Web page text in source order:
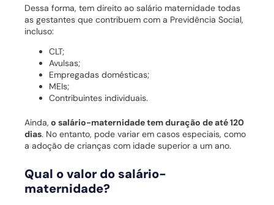
Dessa forma, tem direito ao salário maternidade todas
as gestantes que contribuem com a Previdência Social,
incluso:
CLT;
Avulsas;
Empregadas domésticas;
MEIs;
Contribuintes individuais.
Ainda, o salário-maternidade tem duração de até 120
dias. No entanto, pode variar em casos especiais, como
a adoção de crianças com idade superior a um ano.
Qual o valor do salário-
maternidade?